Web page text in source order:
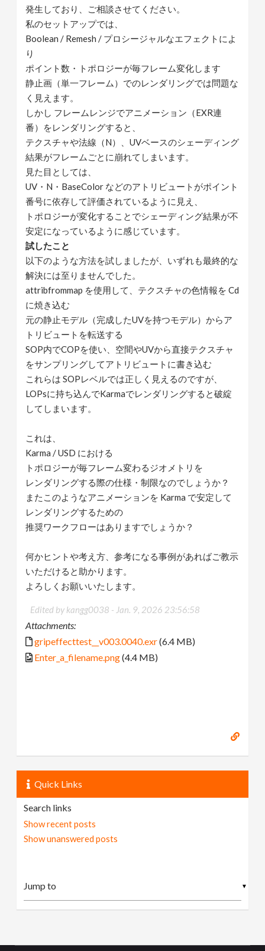
発生しており、ご相談させてください。
私のセットアップでは、
Boolean / Remesh / プロシージャルなエフェクトによ
り
ポイント数・トポロジーが毎フレーム変化します
静止画（単一フレーム）でのレンダリングでは問題な
く見えます。
しかし フレームレンジでアニメーション（EXR連
番）をレンダリングすると、
テクスチャや法線（N）、UVベースのシェーディング
結果がフレームごとに崩れてしまいます。
見た目としては、
UV・N・BaseColor などのアトリビュートがポイント
番号に依存して評価されているように見え、
トポロジーが変化することでシェーディング結果が不
安定になっているように感じています。
試したこと
以下のような方法を試しましたが、いずれも最終的な
解決には至りませんでした。
attribfrommap を使用して、テクスチャの色情報を Cd
に焼き込む
元の静止モデル（完成したUVを持つモデル）からア
トリビュートを転送する
SOP内でCOPを使い、空間やUVから直接テクスチャ
をサンプリングしてアトリビュートに書き込む
これらは SOPレベルでは正しく見えるのですが、
LOPsに持ち込んでKarmaでレンダリングすると破綻
してしまいます。
これは、
Karma / USD における
トポロジーが毎フレーム変わるジオメトリを
レンダリングする際の仕様・制限なのでしょうか？
またこのようなアニメーションを Karma で安定して
レンダリングするための
推奨ワークフローはありますでしょうか？
何かヒントや考え方、参考になる事例があればご教示
いただけると助かります。
よろしくお願いいたします。
Edited by kangg0038 - Jan. 9, 2026 23:56:58
Attachments:
gripeffecttest__v003.0040.exr(6.4 MB)
Enter_a_filename.png(4.4 MB)
Quick Links
Search links
Show recent posts
Show unanswered posts
▼